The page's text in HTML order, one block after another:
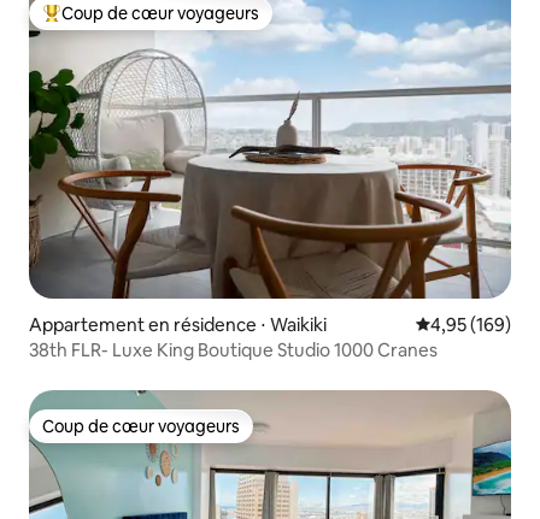
Coups de cœur voyageurs les plus appréciés
Coup de cœur voyageurs
Appartement en résidence ⋅ Waikiki Évaluation
4,95 (169)
38th FLR- Luxe King Boutique Studio 1000 Cranes
Coup de cœur voyageurs
Coup de cœur voyageurs